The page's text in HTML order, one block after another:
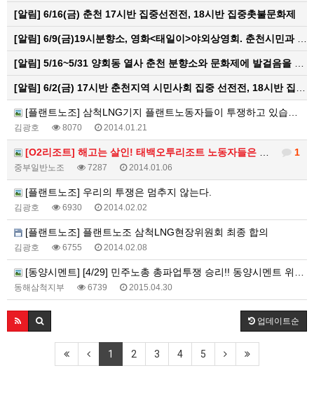
[알림] 6/16(금) 춘천 17시반 집중선전전, 18시반 집중촛불문화제
[알림] 6/9(금)19시분향소, 영화<태일이>야외상영회. 춘천시민과 함께하는 한여름밤의 영화산책
[알림] 5/16~5/31 양회동 열사 춘천 분향소와 문화제에 발걸음을 내어주신 모든 분들께 감사인사를 올립니다.
[알림] 6/2(금) 17시반 춘천지역 시민사회 집중 선전전, 18시반 집중 촛불문화제
[플랜트노조] 삼척LNG기지 플랜트노동자들이 투쟁하고 있습니다.
김광호 8070 2014.01.21
1
[O2리조트] 해고는 살인! 태백오투리조트 노동자들은 반드시 현장으로 돌아갈 것이다!!
중부일반노조 7287 2014.01.06
[플랜트노조] 우리의 투쟁은 멈추지 않는다.
김광호 6930 2014.02.02
[플랜트노조] 플랜트노조 삼척LNG현장위원회 최종 합의
김광호 6755 2014.02.08
[동양시멘트] [4/29] 민주노총 총파업투쟁 승리!! 동양시멘트 위장도급 분쇄!! 민주노총 동해삼척지부 공동행동
동해삼척지부 6739 2015.04.30
업데이트순
1 2 3 4 5